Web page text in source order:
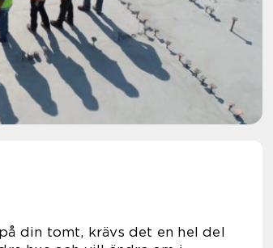
din tomt, krävs det en hel del